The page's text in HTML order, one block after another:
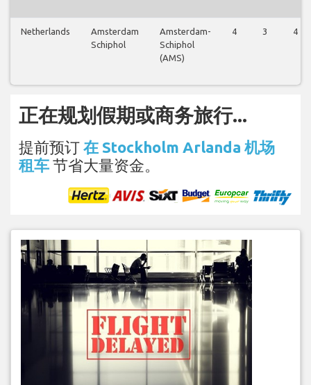
Netherlands
Amsterdam
Schiphol
Amsterdam-
Schiphol
(AMS)
4 3 4
正在规划假期或商务旅行...
提前预订 在 Stockholm Arlanda 机场
租车 节省大量资金。